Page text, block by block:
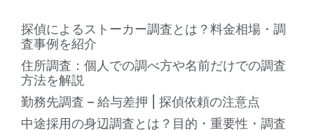
探偵によるストーカー調査とは？料金相場・調
査事例を紹介
住所調査：個人での調べ方や名前だけでの調査
方法を解説
勤務先調査 – 給与差押 | 探偵依頼の注意点
中途採用の身辺調査とは？目的・重要性・調査